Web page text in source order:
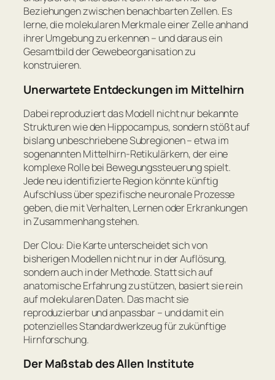
Beziehungen zwischen benachbarten Zellen. Es
lerne, die molekularen Merkmale einer Zelle anhand
ihrer Umgebung zu erkennen – und daraus ein
Gesamtbild der Gewebeorganisation zu
konstruieren.
Unerwartete Entdeckungen im Mittelhirn
Dabei reproduziert das Modell nicht nur bekannte
Strukturen wie den Hippocampus, sondern stößt auf
bislang unbeschriebene Subregionen – etwa im
sogenannten Mittelhirn-Retikulärkern, der eine
komplexe Rolle bei Bewegungssteuerung spielt.
Jede neu identifizierte Region könnte künftig
Aufschluss über spezifische neuronale Prozesse
geben, die mit Verhalten, Lernen oder Erkrankungen
in Zusammenhang stehen.
Der Clou: Die Karte unterscheidet sich von
bisherigen Modellen nicht nur in der Auflösung,
sondern auch in der Methode. Statt sich auf
anatomische Erfahrung zu stützen, basiert sie rein
auf molekularen Daten. Das macht sie
reproduzierbar und anpassbar – und damit ein
potenzielles Standardwerkzeug für zukünftige
Hirnforschung.
Der Maßstab des Allen Institute